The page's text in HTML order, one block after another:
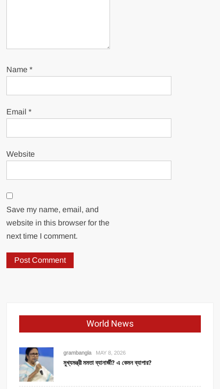
Name*
Email*
Website
Save my name, email, and
website in this browser for the
next time I comment.
World News
grambangla MAY 8, 2026
মুখ্যমন্ত্রী মমতা ব্যানার্জী? এ কেমন ব্যাপার?